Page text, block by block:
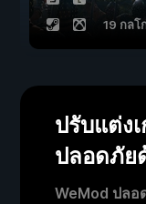
19 กลโ
ปรับแต่ง
ปลอดภัย
WeMod ปลอ